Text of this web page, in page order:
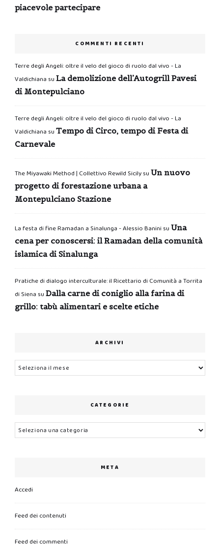
piacevole partecipare
COMMENTI RECENTI
Terre degli Angeli: oltre il velo del gioco di ruolo dal vivo - La
Valdichiana su La demolizione dell’Autogrill Pavesi
di Montepulciano
Terre degli Angeli: oltre il velo del gioco di ruolo dal vivo - La
Valdichiana su Tempo di Circo, tempo di Festa di
Carnevale
The Miyawaki Method | Collettivo Rewild Sicilysu Un nuovo
progetto di forestazione urbana a
Montepulciano Stazione
La festa di fine Ramadan a Sinalunga - Alessio Banini su Una
cena per conoscersi: il Ramadan della comunità
islamica di Sinalunga
Pratiche di dialogo interculturale: il Ricettario di Comunità a Torrita
di Siena su Dalla carne di coniglio alla farina di
grillo: tabù alimentari e scelte etiche
ARCHIVI
Archivi
CATEGORIE
Categorie
META
Accedi
Feed dei contenuti
Feed dei commenti